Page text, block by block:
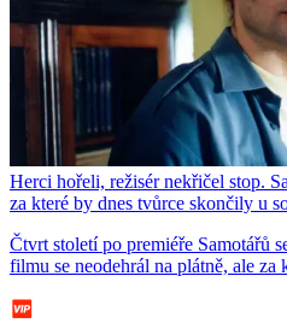
Herci hořeli, režisér nekřičel stop.
za které by dnes tvůrce skončily u
Čtvrt století po premiéře Samotářů
filmu se neodehrál na plátně, ale za